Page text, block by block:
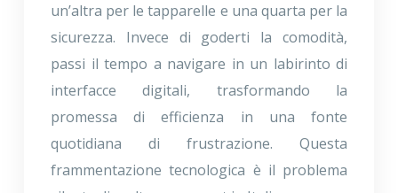
un’altra per le tapparelle e una quarta per la
sicurezza. Invece di goderti la comodità,
passi il tempo a navigare in un labirinto di
interfacce digitali, trasformando la
promessa di efficienza in una fonte
quotidiana di frustrazione. Questa
frammentazione tecnologica è il problema